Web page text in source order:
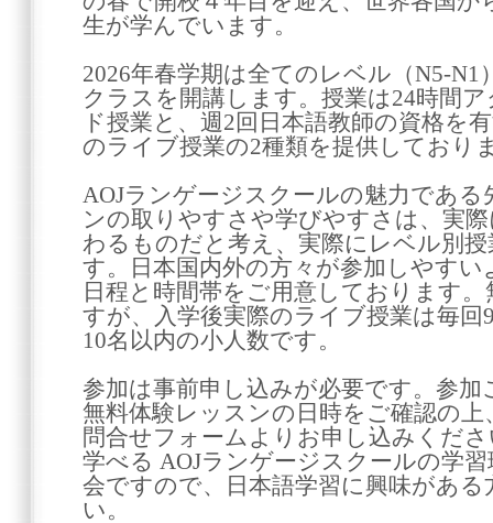
生が学んでいます。
2026年春学期は全てのレベル（N5-
クラスを開講します。授業は24時間
ド授業と、週2回日本語教師の資格を
のライブ授業の2種類を提供しており
AOJランゲージスクールの魅力であ
ンの取りやすさや学びやすさは、実
わるものだと考え、実際にレベル別
す。日本国内外の方々が参加しやす
日程と時間帯をご用意しております
すが、入学後実際のライブ授業は毎
10名以内の小人数です。
参加は事前申し込みが必要です。参
無料体験レッスンの日時をご確認の
問合せフォームよりお申し込みくだ
学べる AOJランゲージスクールの学
会ですので、日本語学習に興味があ
い。